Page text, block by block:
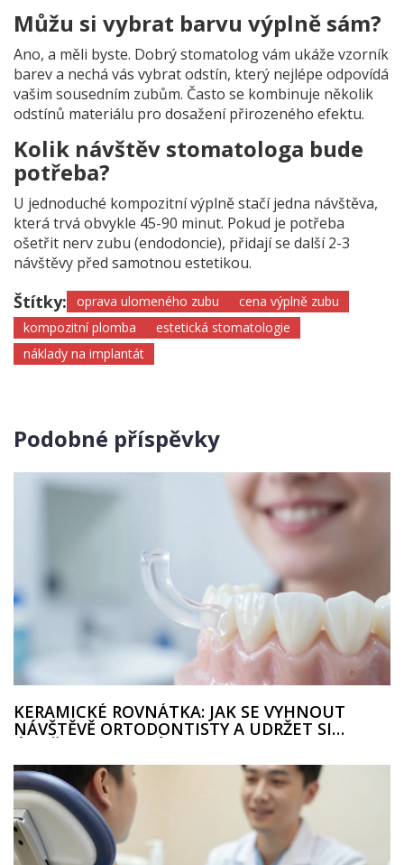
Můžu si vybrat barvu výplně sám?
Ano, a měli byste. Dobrý stomatolog vám ukáže vzorník
barev a nechá vás vybrat odstín, který nejlépe odpovídá
vašim sousedním zubům. Často se kombinuje několik
odstínů materiálu pro dosažení přirozeného efektu.
Kolik návštěv stomatologa bude
potřeba?
U jednoduché kompozitní výplně stačí jedna návštěva,
která trvá obvykle 45-90 minut. Pokud je potřeba
ošetřit nerv zubu (endodoncie), přidají se další 2-3
návštěvy před samotnou estetikou.
Štítky: oprava ulomeného zubu
cena výplně zubu
kompozitní plomba
estetická stomatologie
náklady na implantát
Podobné příspěvky
KERAMICKÉ ROVNÁTKA: JAK SE VYHNOUT
NÁVŠTĚVĚ ORTODONTISTY A UDRŽET SI